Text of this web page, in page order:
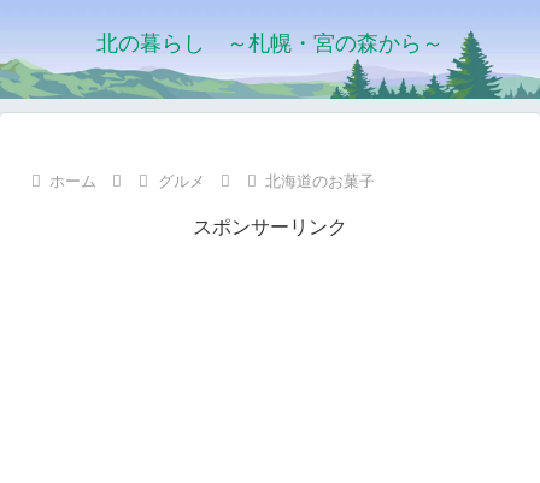
北の暮らし ～札幌・宮の森から～
ホーム グルメ 北海道のお菓子
スポンサーリンク